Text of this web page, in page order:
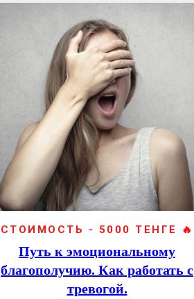
СТОИМОСТЬ - 5000 ТЕНГЕ 🔥
Путь к эмоциональному
благополучию. Как работать с
тревогой.